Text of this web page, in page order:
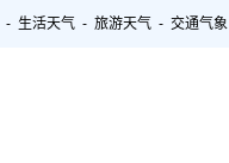
- 生活天气 - 旅游天气 - 交通气象